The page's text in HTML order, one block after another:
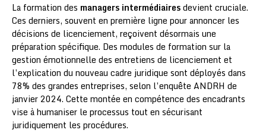
La formation des managers intermédiairesdevient cruciale.
Ces derniers, souvent en première ligne pour annoncer les
décisions de licenciement, reçoivent désormais une
préparation spécifique. Des modules de formation sur la
gestion émotionnelle des entretiens de licenciement et
l’explication du nouveau cadre juridique sont déployés dans
78% des grandes entreprises, selon l’enquête ANDRH de
janvier 2024. Cette montée en compétence des encadrants
vise à humaniser le processus tout en sécurisant
juridiquement les procédures.